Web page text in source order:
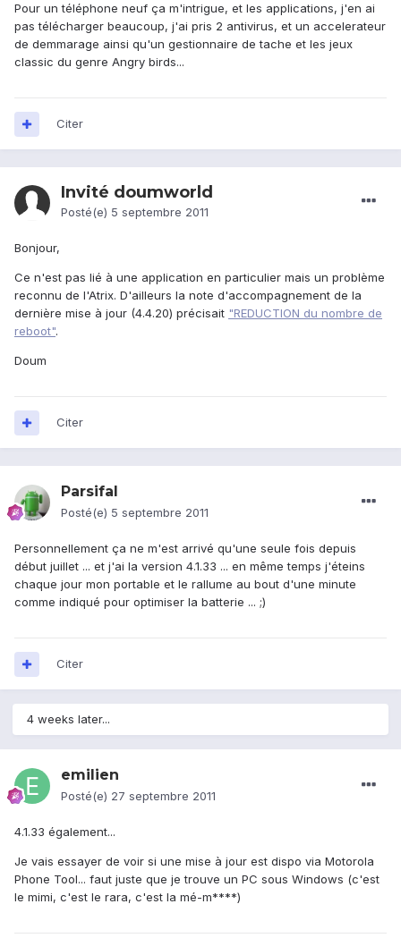
Pour un téléphone neuf ça m'intrigue, et les applications, j'en ai
pas télécharger beaucoup, j'ai pris 2 antivirus, et un accelerateur
de demmarage ainsi qu'un gestionnaire de tache et les jeux
classic du genre Angry birds...
Citer
Invité doumworld
Posté(e) 5 septembre 2011
Bonjour,
Ce n'est pas lié à une application en particulier mais un problème
reconnu de l'Atrix. D'ailleurs la note d'accompagnement de la
dernière mise à jour (4.4.20) précisait "REDUCTION du nombre de
reboot".
Doum
Citer
Parsifal
Posté(e) 5 septembre 2011
Personnellement ça ne m'est arrivé qu'une seule fois depuis
début juillet ... et j'ai la version 4.1.33 ... en même temps j'éteins
chaque jour mon portable et le rallume au bout d'une minute
comme indiqué pour optimiser la batterie ... ;)
Citer
4 weeks later...
emilien
Posté(e) 27 septembre 2011
4.1.33 également...
Je vais essayer de voir si une mise à jour est dispo via Motorola
Phone Tool... faut juste que je trouve un PC sous Windows (c'est
le mimi, c'est le rara, c'est la mé-m****)